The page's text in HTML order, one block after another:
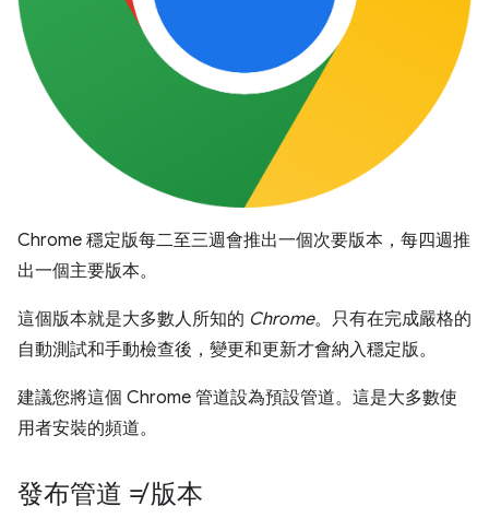
Chrome 穩定版每二至三週會推出一個次要版本，每四週推
出一個主要版本。
這個版本就是大多數人所知的 Chrome。只有在完成嚴格的
自動測試和手動檢查後，變更和更新才會納入穩定版。
建議您將這個 Chrome 管道設為預設管道。這是大多數使
用者安裝的頻道。
發布管道 ≠ 版本